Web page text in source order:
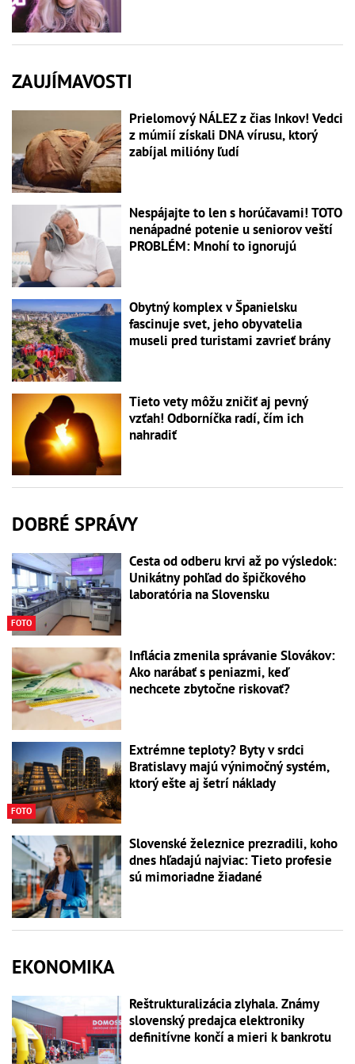
ZAUJÍMAVOSTI
Prielomový NÁLEZ z čias Inkov! Vedci
z múmií získali DNA vírusu, ktorý
zabíjal milióny ľudí
Nespájajte to len s horúčavami! TOTO
nenápadné potenie u seniorov veští
PROBLÉM: Mnohí to ignorujú
Obytný komplex v Španielsku
fascinuje svet, jeho obyvatelia
museli pred turistami zavrieť brány
Tieto vety môžu zničiť aj pevný
vzťah! Odborníčka radí, čím ich
nahradiť
DOBRÉ SPRÁVY
FOTO
Cesta od odberu krvi až po výsledok:
Unikátny pohľad do špičkového
laboratória na Slovensku
Inflácia zmenila správanie Slovákov:
Ako narábať s peniazmi, keď
nechcete zbytočne riskovať?
FOTO
Extrémne teploty? Byty v srdci
Bratislavy majú výnimočný systém,
ktorý ešte aj šetrí náklady
Slovenské železnice prezradili, koho
dnes hľadajú najviac: Tieto profesie
sú mimoriadne žiadané
EKONOMIKA
Reštrukturalizácia zlyhala. Známy
slovenský predajca elektroniky
definitívne končí a mieri k bankrotu